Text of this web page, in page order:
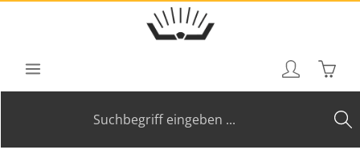
Zum Hauptinhalt springen